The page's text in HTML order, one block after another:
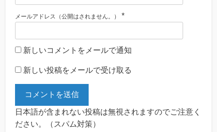
メールアドレス（公開はされません。） *
新しいコメントをメールで通知
新しい投稿をメールで受け取る
日本語が含まれない投稿は無視されますのでご注意く
ださい。（スパム対策）